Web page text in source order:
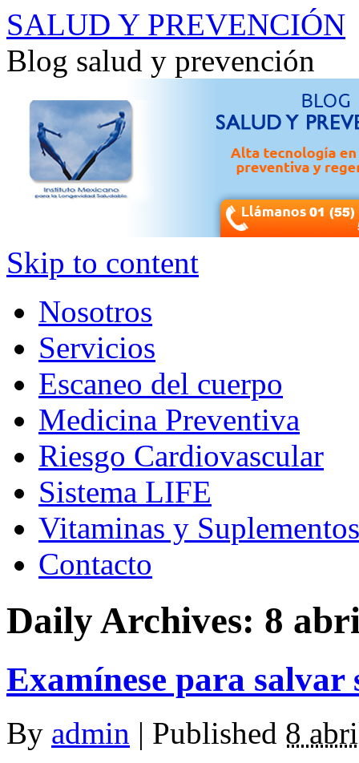
SALUD Y PREVENCIÓN
Blog salud y prevención
Skip to content
Nosotros
Servicios
Escaneo del cuerpo
Medicina Preventiva
Riesgo Cardiovascular
Sistema LIFE
Vitaminas y Suplementos
Contacto
Daily Archives: 8
Examínese para
By admin | Published 8